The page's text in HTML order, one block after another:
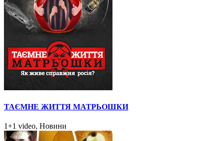
ТАЄМНЕ ЖИТТЯ МАТРЬОШКИ
1+1 video, Новини